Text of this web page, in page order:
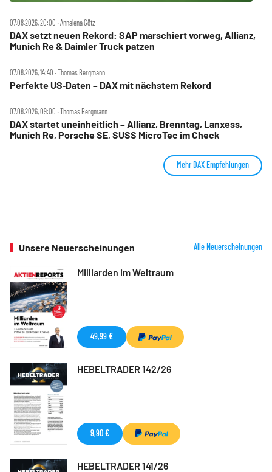
07.08.2026, 20:00 ‧ Annalena Götz
DAX setzt neuen Rekord: SAP marschiert vorweg, Allianz,
Munich Re & Daimler Truck patzen
07.08.2026, 14:40 ‧ Thomas Bergmann
Perfekte US‑Daten – DAX mit nächstem Rekord
07.08.2026, 09:00 ‧ Thomas Bergmann
DAX startet uneinheitlich – Allianz, Brenntag, Lanxess,
Munich Re, Porsche SE, SUSS MicroTec im Check
Mehr DAX Empfehlungen
Unsere Neuerscheinungen Alle Neuerscheinungen
Milliarden im Weltraum
49,99 €
HEBELTRADER 142/26
9,90 €
HEBELTRADER 141/26